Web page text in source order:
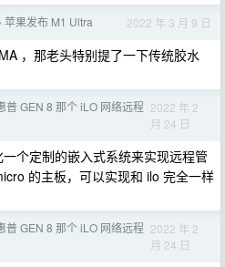
› 苹果发布 M1 Ultra 2022 年 3 月 9 日
，那老头特别提了一下传统胶水
普 GEN 8 那个 iLO 网络远程 2022 年 2
月 24 日
个定制的嵌入式系统来实现远程管
的主板，可以实现和 ilo 完全一样
普 GEN 8 那个 iLO 网络远程 2022 年 2
月 24 日